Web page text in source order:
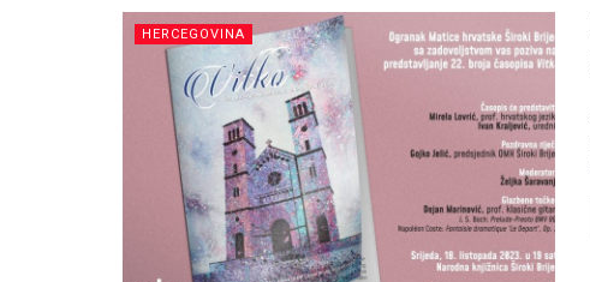
HERCEGOVINA